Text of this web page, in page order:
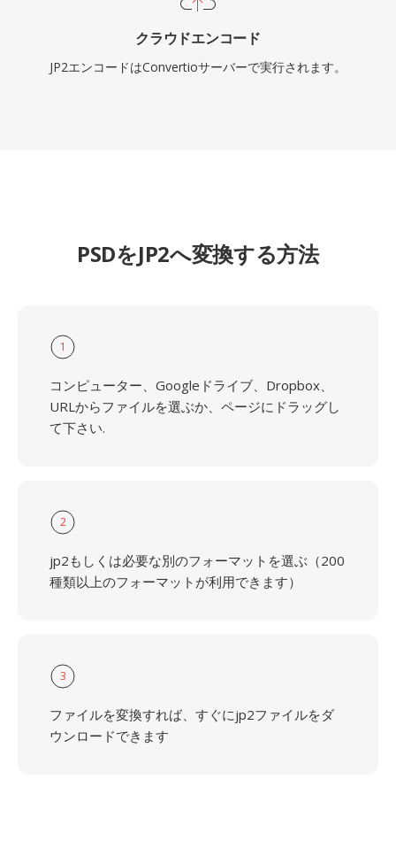
クラウドエンコード
JP2エンコードはConvertioサーバーで実行されます。
PSDをJP2へ変換する方法
1
コンピューター、Googleドライブ、Dropbox、
URLからファイルを選ぶか、ページにドラッグし
て下さい.
2
jp2もしくは必要な別のフォーマットを選ぶ（200
種類以上のフォーマットが利用できます）
3
ファイルを変換すれば、すぐにjp2ファイルをダ
ウンロードできます